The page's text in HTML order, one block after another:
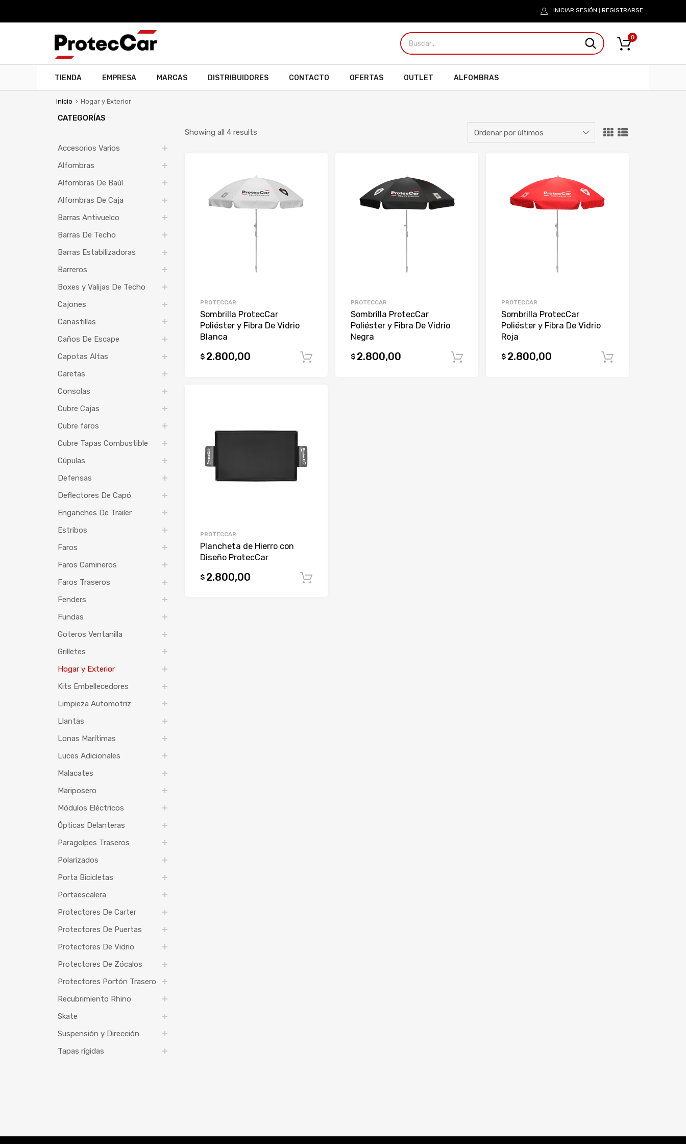
INICIAR SESIÓN REGISTRARSE
0
TIENDA EMPRESA MARCAS DISTRIBUIDORES CONTACTO OFERTAS OUTLET ALFOMBRAS
Inicio Hogar y Exterior
Showing all 4 results
PROTECCAR
Sombrilla ProtecCar
Poliéster y Fibra De Vidrio
Blanca
$ 2.800,00 Comprar
PROTECCAR
Sombrilla ProtecCar
Poliéster y Fibra De Vidrio
Negra
$ 2.800,00 Comprar
PROTECCAR
Sombrilla ProtecCar
Poliéster y Fibra De Vidrio
Roja
$ 2.800,00
PROTECCAR
Plancheta de Hierro con
Diseño ProtecCar
$ 2.800,00
CATEGORÍAS
Accesorios Varios
Alfombras
Alfombras De Baúl
Alfombras De Caja
Barras Antivuelco
Barras De Techo
Barras Estabilizadoras
Barreros
Boxes y Valijas De Techo
Cajones
Canastillas
Caños De Escape
Capotas Altas
Caretas
Consolas
Cubre Cajas
Cubre faros
Cubre Tapas Combustible
Cúpulas
Defensas
Deflectores De Capó
Enganches De Trailer
Estribos
Faros
Faros Camineros
Faros Traseros
Fenders
Fundas
Goteros Ventanilla
Grilletes
Hogar y Exterior
Kits Embellecedores
Limpieza Automotriz
Llantas
Lonas Marítimas
Luces Adicionales
Malacates
Mariposero
Módulos Eléctricos
Ópticas Delanteras
Paragolpes Traseros
Polarizados
Porta Bicicletas
Portaescalera
Protectores De Carter
Protectores De Puertas
Protectores De Vidrio
Protectores De Zócalos
Protectores Portón Trasero
Recubrimiento Rhino
Skate
Suspensión y Dirección
Tapas rígidas